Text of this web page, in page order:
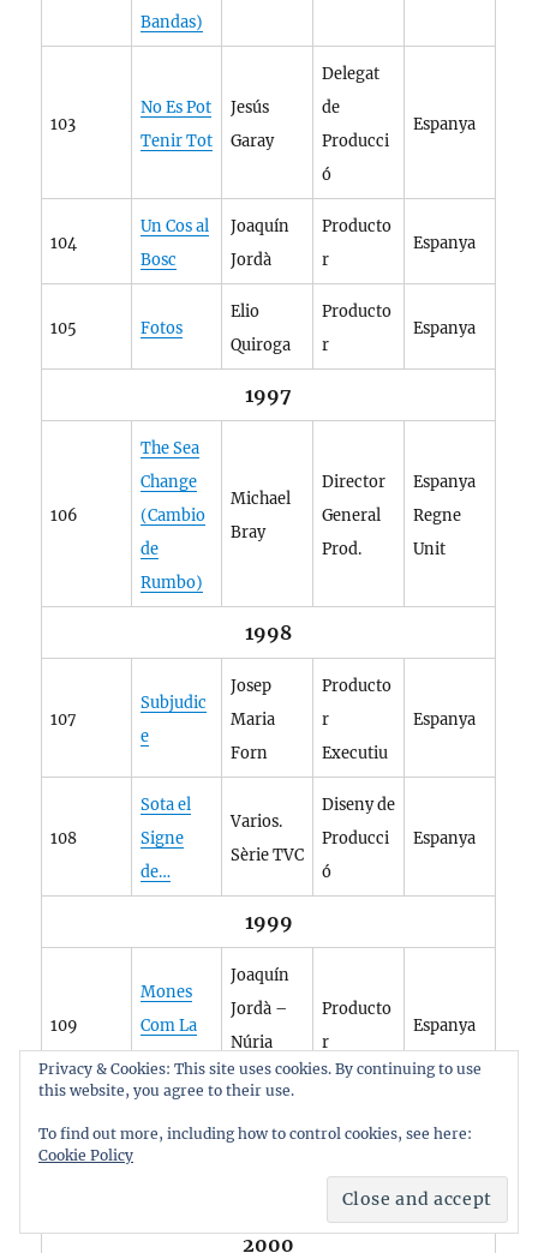
Bandas)
103
No Es Pot
Tenir Tot
Jesús
Garay
Delegat
de
Producci
ó
Espanya
104
Un Cos al
Bosc
Joaquín
Jordà
Producto
r
Espanya
105 Fotos
Elio
Quiroga
Producto
r
Espanya
1997
106
The Sea
Change
(Cambio
de
Rumbo)
Michael
Bray
Director
General
Prod.
Espanya
Regne
Unit
1998
107
Subjudic
e
Josep
Maria
Forn
Producto
r
Executiu
Espanya
108
Sota el
Signe
de…
Varios.
Sèrie TVC
Diseny de
Producci
ó
Espanya
1999
109
Mones
Com La
Becky
Joaquín
Jordà –
Núria
Villazan
Producto
r
Espanya
110
La
Eduard
Producto
r
2000
Privacy & Cookies: This site uses cookies. By continuing to use
this website, you agree to their use.
To find out more, including how to control cookies, see here:
Cookie Policy